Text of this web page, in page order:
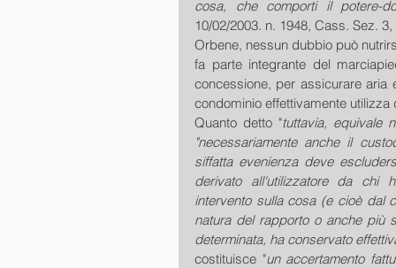
cosa, che comporti il potere-
10/02/2003. n. 1948, Cass. Sez.
Orbene, nessun dubbio può
fa parte integrante del
concessione, per assicurare aria
condominio effettivamente utilizza
Quanto detto "tuttavia, equivale
"necessariamente anche il
siffatta evenienza deve
derivato all'utilizzatore da chi
intervento sulla cosa (e cioè dal
natura del rapporto o anche più
determinata, ha conservato
costituisce "un accertamento